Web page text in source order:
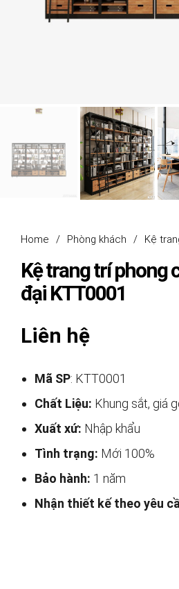
Home / Phòng khách / Kệ
Kệ trang trí phong
đại KTT0001
Liên hệ
Mã SP: KTT0001
Chất Liệu: Khung sắt, giá
Xuất xứ: Nhập khẩu
Tình trạng: Mới 100%
Bảo hành: 1 năm
Nhận thiết kế theo yêu